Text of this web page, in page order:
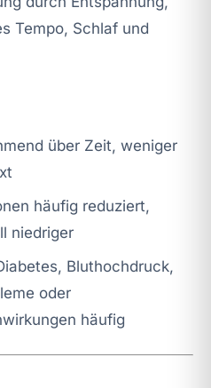
Tempo, Schlaf und
über Zeit, weniger
häufig reduziert,
niedriger
Bluthochdruck,
oder
häufig